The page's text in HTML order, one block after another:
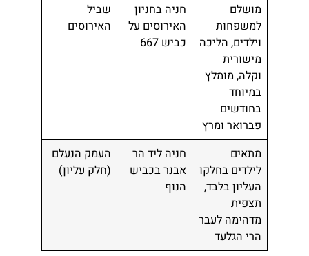
מושלם
למשפחות
וילדים, הליכה
מישורית
וקלה, מומלץ
במיוחד
בחודשים
פברואר ומרץ
חניה בחניון
האירוסים על
כביש 667
שביל
האירוסים
מתאים
לילדים בחלקו
העליון בלבד,
תצפית
מדהימה לעבר
הרי הגלעד
חניה ליד הר
אבנר בכביש
הנוף
העמק הנעלם
(חלק עליון)